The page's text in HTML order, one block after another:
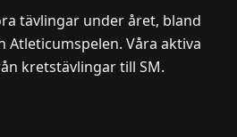
tävlingar under året, bland
Atleticumspelen. Våra aktiva
kretstävlingar till SM.